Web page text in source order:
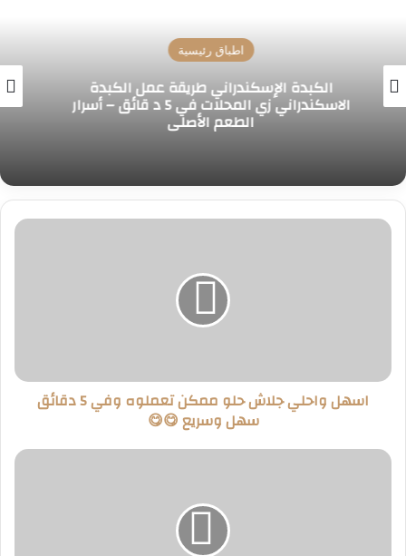
مخبوزات
من عجينة واحدة وبنص كيلو من الدقيق هنعمل
تشكيلة معجنات هشة وطرية من جمالها
هتدمنوا طعمها!!..
اسهل
دقائق
😋
اسهل واحلي جلاش حلو ممكن تعملوه وفي 5 دقائق
سهل وسريع 😋😋
البطاطس